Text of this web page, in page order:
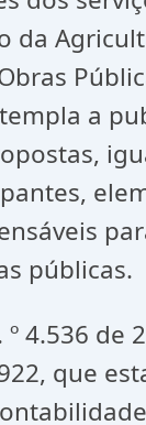
da
a
públicas.
4.536 de
que